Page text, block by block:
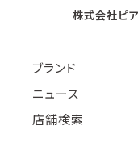
株式会社ピ
ブランド
ニュース
店舗検索